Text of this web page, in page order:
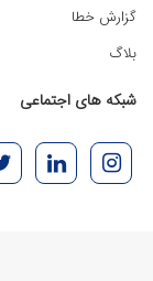
گزارش خطا
بلاگ
شبکه های اجتماعی